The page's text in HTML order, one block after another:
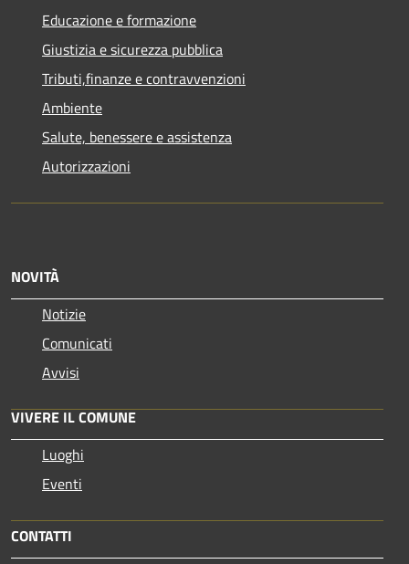
Educazione e formazione
Giustizia e sicurezza pubblica
Tributi,finanze e contravvenzioni
Ambiente
Salute, benessere e assistenza
Autorizzazioni
NOVITÀ
Notizie
Comunicati
Avvisi
VIVERE IL COMUNE
Luoghi
Eventi
CONTATTI